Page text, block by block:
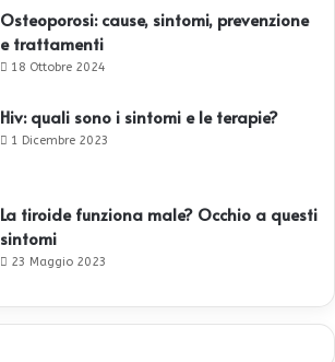
Osteoporosi: cause, sintomi, prevenzione
e trattamenti
18 Ottobre 2024
Hiv: quali sono i sintomi e le terapie?
1 Dicembre 2023
La tiroide funziona male? Occhio a questi
sintomi
23 Maggio 2023